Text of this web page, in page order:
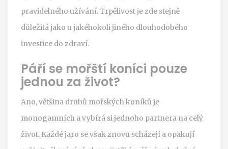
pravidelného užívání. Trpělivost je zde stejně
důležitá jako u jakéhokoli jiného dlouhodobého
investice do zdraví.
Páří se mořští koníci pouze
jednou za život?
Ano, většina druhů mořských koníků je
monogamních a vybírá si jednoho partnera na celý
život. Každé jaro se však znovu scházejí a opakují